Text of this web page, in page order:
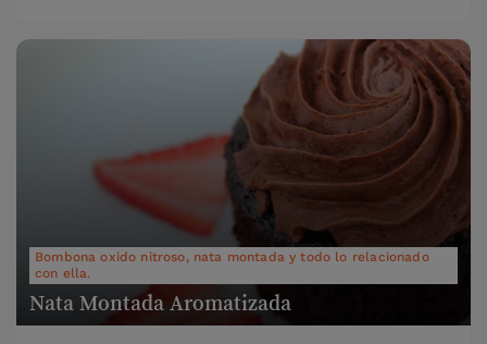
Bombona oxido nitroso, nata montada y todo lo relacionado
con ella.
Nata Montada Aromatizada